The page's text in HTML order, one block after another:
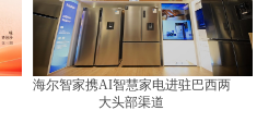
海尔智家携AI智慧家电进驻巴西两
大头部渠道